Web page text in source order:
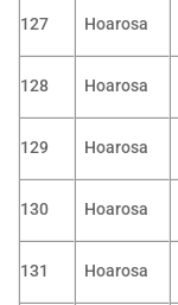
127 Hoarosa
128 Hoarosa
129 Hoarosa
130 Hoarosa
131 Hoarosa